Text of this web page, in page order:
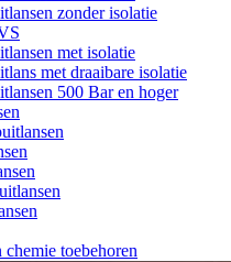
zonder isolatie
met isolatie
met draaibare isolatie
500 Bar en hoger
chemie toebehoren